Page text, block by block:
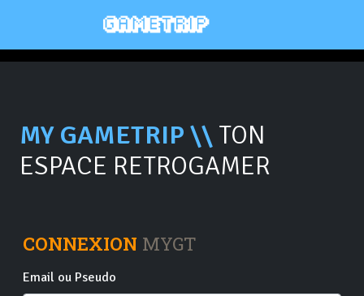
MY GAMETRIP \\ TON
ESPACE RETROGAMER
CONNEXION MYGT
Email ou Pseudo